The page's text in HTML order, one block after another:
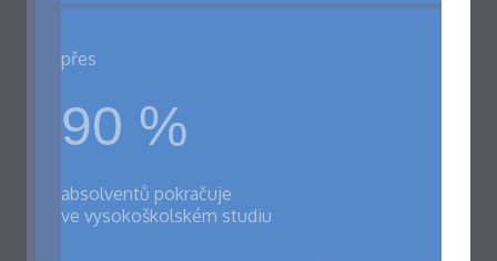
přes
90 %
absolventů pokračuje
ve vysokoškolském studiu